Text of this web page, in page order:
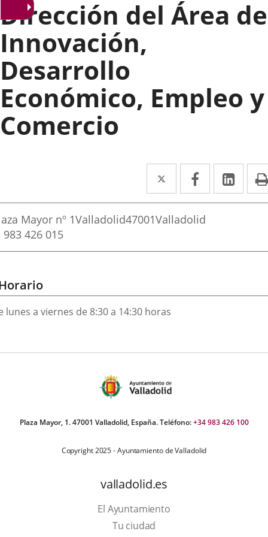
Dirección del Área de
Innovación,
Desarrollo
Económico, Empleo y
Comercio
Twitter
Enlace
a
una
externa.
Facebook
Enlace
a
una
externa.
a
Mayor nº 1Valladolid47001Valladolid
Teléfonos
983 426 015
lunes a viernes de 8:30 a 14:30 horas
Plaza Mayor, 1. 47001 Valladolid, España. Teléfono:+34 983 426 100
Copyright 2025 - Ayuntamiento de Valladolid
valladolid.es
El Ayuntamiento
Tu ciudad